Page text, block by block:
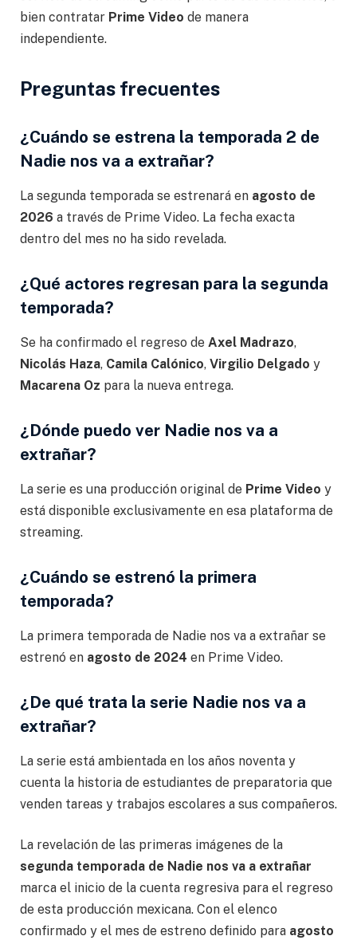
bien contratar Prime Video de manera
independiente.
Preguntas frecuentes
¿Cuándo se estrena la temporada 2 de
Nadie nos va a extrañar?
La segunda temporada se estrenará en agosto de
2026 a través de Prime Video. La fecha exacta
dentro del mes no ha sido revelada.
¿Qué actores regresan para la segunda
temporada?
Se ha confirmado el regreso de Axel Madrazo,
Nicolás Haza, Camila Calónico, Virgilio Delgado y
Macarena Oz para la nueva entrega.
¿Dónde puedo ver Nadie nos va a
extrañar?
La serie es una producción original de Prime Video y
está disponible exclusivamente en esa plataforma de
streaming.
¿Cuándo se estrenó la primera
temporada?
La primera temporada de Nadie nos va a extrañar se
estrenó en agosto de 2024 en Prime Video.
¿De qué trata la serie Nadie nos va a
extrañar?
La serie está ambientada en los años noventa y
cuenta la historia de estudiantes de preparatoria que
venden tareas y trabajos escolares a sus compañeros.
La revelación de las primeras imágenes de la
segunda temporada de Nadie nos va a extrañar
marca el inicio de la cuenta regresiva para el regreso
de esta producción mexicana. Con el elenco
confirmado y el mes de estreno definido para agosto